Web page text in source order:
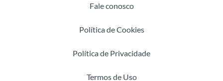
Fale conosco
Política de Cookies
Política de Privacidade
Termos de Uso